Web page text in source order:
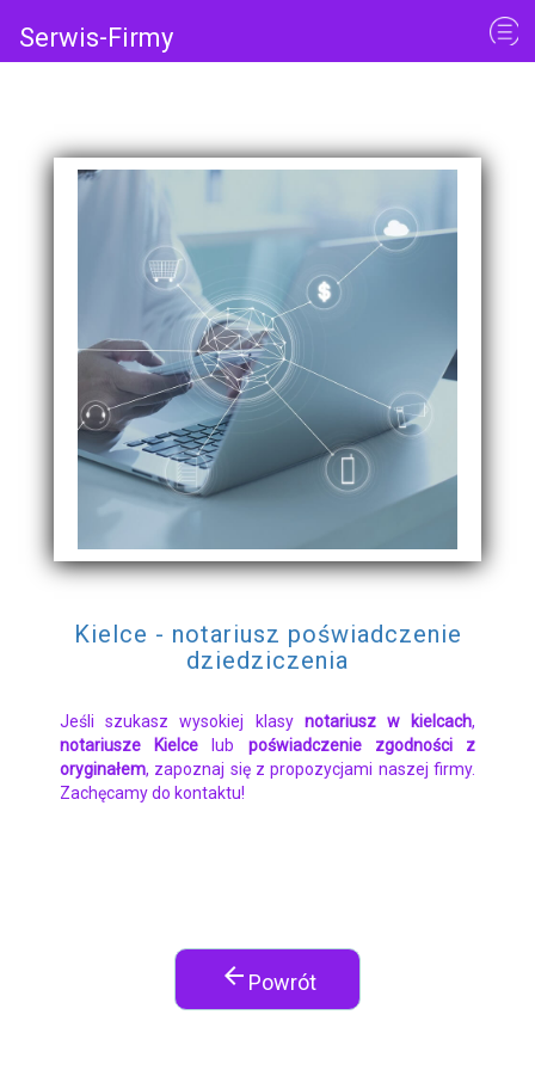
Serwis-Firmy
Kielce - notariusz poświadczenie
dziedziczenia
Jeśli szukasz wysokiej klasy notariusz w kielcach,
notariusze Kielce lub poświadczenie zgodności z
oryginałem, zapoznaj się z propozycjami naszej firmy.
Zachęcamy do kontaktu!
arrow_back Powrót